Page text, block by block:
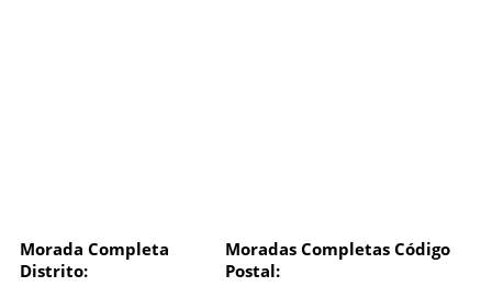
Morada Completa
Distrito:
Moradas Completas Código
Postal: